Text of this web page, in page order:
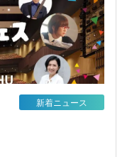
新着ニュース